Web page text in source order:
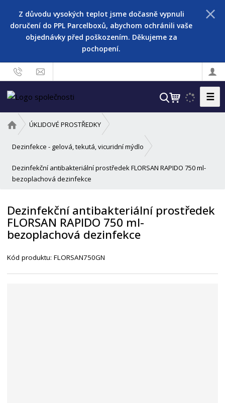
Z důvodu vysokých teplot jsme dočasně vypnuli
doručení do PPL Parcelboxů, abychom ochránili vaše
objednávky před poškozením. Děkujeme za
pochopení.
V
a
☰
v
o
n
í
r
a
n
ÚKLIDOVÉ PROSTŘEDKY
Dezinfekce - gelová, tekutá, vicuridní mýdlo
Dezinfekční antibakteriální prostředek FLORSAN RAPIDO 750 ml-
bezoplachová dezinfekce
Dezinfekční antibakteriální prostředek
FLORSAN RAPIDO 750 ml-
bezoplachová dezinfekce
Kód produktu:FLORSAN750GN